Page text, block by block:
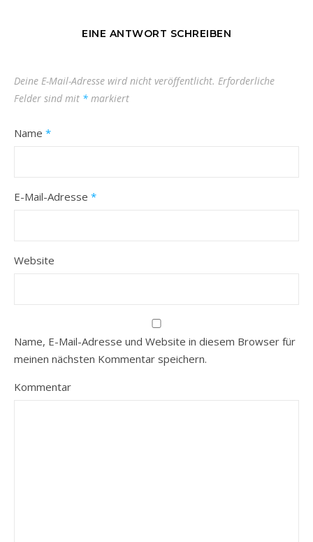
EINE ANTWORT SCHREIBEN
Deine E-Mail-Adresse wird nicht veröffentlicht. Erforderliche
Felder sind mit * markiert
Name *
E-Mail-Adresse *
Website
Name, E-Mail-Adresse und Website in diesem Browser für
meinen nächsten Kommentar speichern.
Kommentar